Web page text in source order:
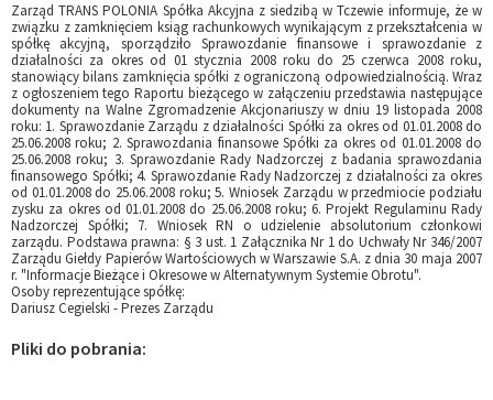
Zarząd TRANS POLONIA Spółka Akcyjna z siedzibą w Tczewie informuje, że w
związku z zamknięciem ksiąg rachunkowych wynikającym z przekształcenia w
spółkę akcyjną, sporządziło Sprawozdanie finansowe i sprawozdanie z
działalności za okres od 01 stycznia 2008 roku do 25 czerwca 2008 roku,
stanowiący bilans zamknięcia spółki z ograniczoną odpowiedzialnością. Wraz
z ogłoszeniem tego Raportu bieżącego w załączeniu przedstawia następujące
dokumenty na Walne Zgromadzenie Akcjonariuszy w dniu 19 listopada 2008
roku: 1. Sprawozdanie Zarządu z działalności Spółki za okres od 01.01.2008 do
25.06.2008 roku; 2. Sprawozdania finansowe Spółki za okres od 01.01.2008 do
25.06.2008 roku; 3. Sprawozdanie Rady Nadzorczej z badania sprawozdania
finansowego Spółki; 4. Sprawozdanie Rady Nadzorczej z działalności za okres
od 01.01.2008 do 25.06.2008 roku; 5. Wniosek Zarządu w przedmiocie podziału
zysku za okres od 01.01.2008 do 25.06.2008 roku; 6. Projekt Regulaminu Rady
Nadzorczej Spółki; 7. Wniosek RN o udzielenie absolutorium członkowi
zarządu. Podstawa prawna: § 3 ust. 1 Załącznika Nr 1 do Uchwały Nr 346/2007
Zarządu Giełdy Papierów Wartościowych w Warszawie S.A. z dnia 30 maja 2007
r. "Informacje Bieżące i Okresowe w Alternatywnym Systemie Obrotu".
Osoby reprezentujące spółkę:
Dariusz Cegielski - Prezes Zarządu
Pliki do pobrania: